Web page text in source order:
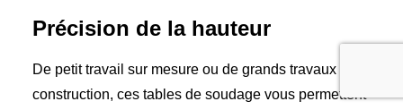
Précision de la hauteur
De petit travail sur mesure ou de grands travaux de
construction, ces tables de soudage vous permettent